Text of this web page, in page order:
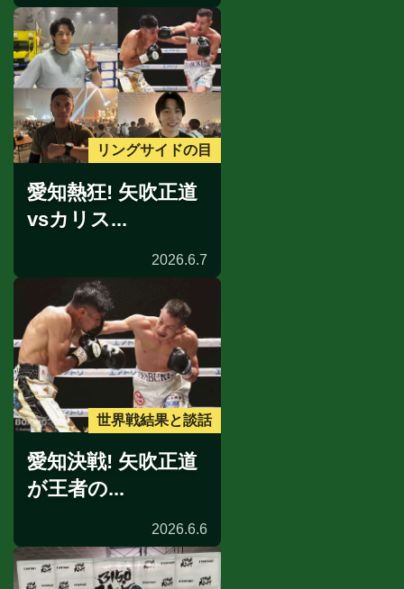
リングサイドの目
愛知熱狂! 矢吹正道
vsカリス...
2026.6.7
世界戦結果と談話
愛知決戦! 矢吹正道
が王者の...
2026.6.6